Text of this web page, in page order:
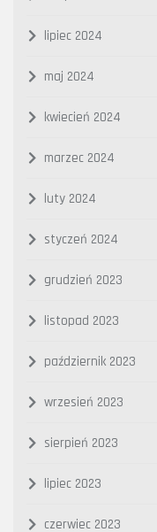
lipiec 2024
maj 2024
kwiecień 2024
marzec 2024
luty 2024
styczeń 2024
grudzień 2023
listopad 2023
październik 2023
wrzesień 2023
sierpień 2023
lipiec 2023
czerwiec 2023